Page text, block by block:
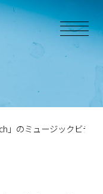
」のミュージックビデ